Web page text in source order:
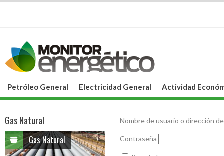
Petróleo General Electricidad General Actividad
Nombre de usuario o dirección
Contraseña
Gas Natural
Gas Natural